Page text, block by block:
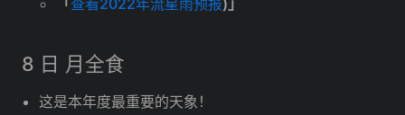
8 日 月全食
这是本年度最重要的天象！